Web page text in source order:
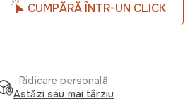
CUMPĂRĂ ÎNTR-UN CLICK
Ridicare personală
Astăzi sau mai târziu